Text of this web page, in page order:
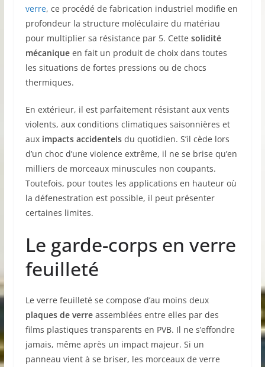
verre, ce procédé de fabrication industriel modifie en
profondeur la structure moléculaire du matériau
pour multiplier sa résistance par 5. Cette solidité
mécaniqueen fait un produit de choix dans toutes
les situations de fortes pressions ou de chocs
thermiques.
En extérieur, il est parfaitement résistant aux vents
violents, aux conditions climatiques saisonnières et
aux impacts accidentelsdu quotidien. S’il cède lors
d’un choc d’une violence extrême, il ne se brise qu’en
milliers de morceaux minuscules non coupants.
Toutefois, pour toutes les applications en hauteur où
la défenestration est possible, il peut présenter
certaines limites.
Le garde-corps en verre
feuilleté
Le verre feuilleté se compose d’au moins deux
plaques de verre assemblées entre elles par des
films plastiques transparents en PVB. Il ne s’effondre
jamais, même après un impact majeur. Si un
panneau vient à se briser, les morceaux de verre